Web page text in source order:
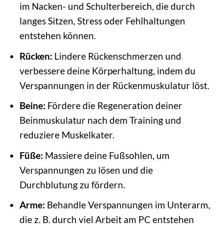
im Nacken- und Schulterbereich, die durch
langes Sitzen, Stress oder Fehlhaltungen
entstehen können.
Rücken: Lindere Rückenschmerzen und
verbessere deine Körperhaltung, indem du
Verspannungen in der Rückenmuskulatur löst.
Beine: Fördere die Regeneration deiner
Beinmuskulatur nach dem Training und
reduziere Muskelkater.
Füße: Massiere deine Fußsohlen, um
Verspannungen zu lösen und die
Durchblutung zu fördern.
Arme: Behandle Verspannungen im Unterarm,
die z. B. durch viel Arbeit am PC entstehen